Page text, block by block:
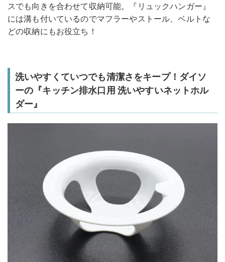
スでも向きを合わせて収納可能。『リュックハンガー』
には溝も付いているのでマフラーやストール、ベルトな
どの収納にもお役立ち！
洗いやすくていつでも清潔さをキープ！ダイソ
ーの『キッチン排水口用 洗いやすいネットホル
ダー』